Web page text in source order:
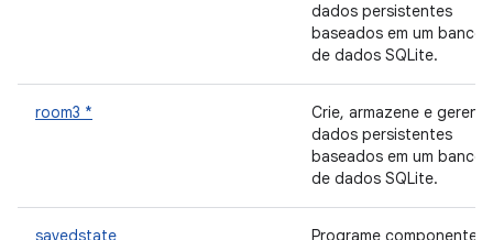
dados persistentes
baseados em um banco
de dados SQLite.
room3 *
Crie, armazene e
dados persistentes
baseados em um banco
de dados SQLite.
savedstate Programe componentes